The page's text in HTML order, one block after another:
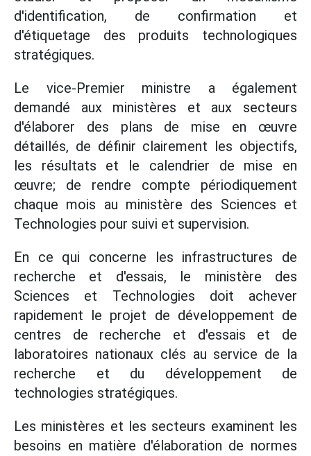
d'identification, de confirmation et
d'étiquetage des produits technologiques
stratégiques.
Le vice-Premier ministre a également
demandé aux ministères et aux secteurs
d'élaborer des plans de mise en œuvre
détaillés, de définir clairement les objectifs,
les résultats et le calendrier de mise en
œuvre; de rendre compte périodiquement
chaque mois au ministère des Sciences et
Technologies pour suivi et supervision.
En ce qui concerne les infrastructures de
recherche et d'essais, le ministère des
Sciences et Technologies doit achever
rapidement le projet de développement de
centres de recherche et d'essais et de
laboratoires nationaux clés au service de la
recherche et du développement de
technologies stratégiques.
Les ministères et les secteurs examinent les
besoins en matière d'élaboration de normes